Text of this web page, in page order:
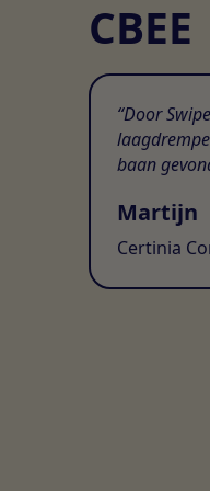
CBEE
Door
baan
Martijn
Certinia